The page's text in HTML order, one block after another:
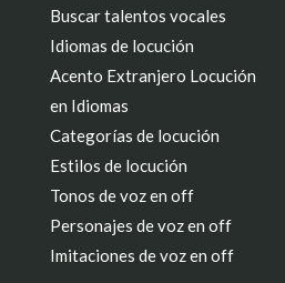
Buscar talentos vocales
Idiomas de locución
Acento Extranjero Locución
en Idiomas
Categorías de locución
Estilos de locución
Tonos de voz en off
Personajes de voz en off
Imitaciones de voz en off